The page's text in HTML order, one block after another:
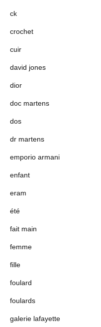
ck
crochet
cuir
david jones
dior
doc martens
dos
dr martens
emporio armani
enfant
eram
été
fait main
femme
fille
foulard
foulards
galerie lafayette